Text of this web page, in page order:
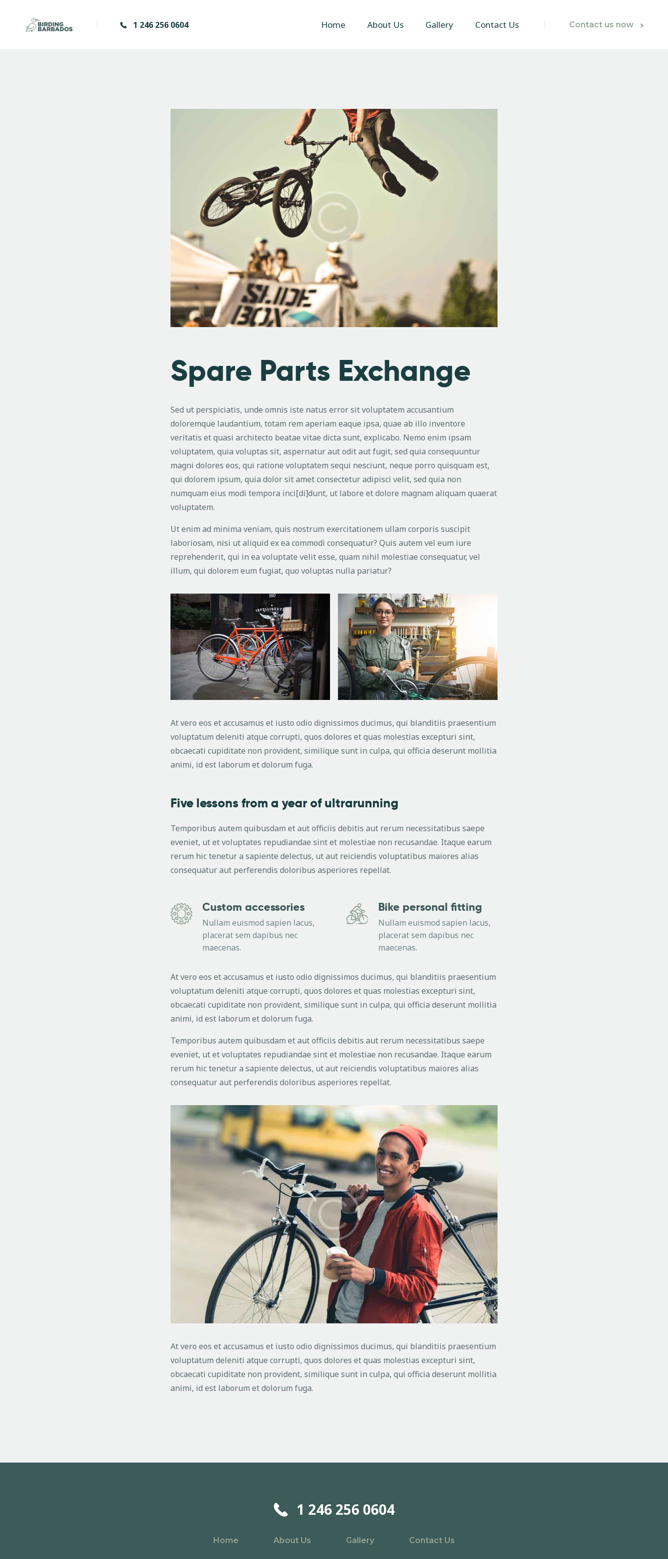
1 246 256 0604 Home About Us Gallery Contact Us Contact us now
Spare Parts Exchange
Sed ut perspiciatis, unde omnis iste natus error sit voluptatem accusantium
doloremque laudantium, totam rem aperiam eaque ipsa, quae ab illo inventore
veritatis et quasi architecto beatae vitae dicta sunt, explicabo. Nemo enim ipsam
voluptatem, quia voluptas sit, aspernatur aut odit aut fugit, sed quia consequuntur
magni dolores eos, qui ratione voluptatem sequi nesciunt, neque porro quisquam est,
qui dolorem ipsum, quia dolor sit amet consectetur adipisci velit, sed quia non
numquam eius modi tempora inci[di]dunt, ut labore et dolore magnam aliquam quaerat
voluptatem.
Ut enim ad minima veniam, quis nostrum exercitationem ullam corporis suscipit
laboriosam, nisi ut aliquid ex ea commodi consequatur? Quis autem vel eum iure
reprehenderit, qui in ea voluptate velit esse, quam nihil molestiae consequatur, vel
illum, qui dolorem eum fugiat, quo voluptas nulla pariatur?
At vero eos et accusamus et iusto odio dignissimos ducimus, qui blanditiis praesentium
voluptatum deleniti atque corrupti, quos dolores et quas molestias excepturi sint,
obcaecati cupiditate non provident, similique sunt in culpa, qui officia deserunt mollitia
animi, id est laborum et dolorum fuga.
Five lessons from a year of ultrarunning
Temporibus autem quibusdam et aut officiis debitis aut rerum necessitatibus saepe
eveniet, ut et voluptates repudiandae sint et molestiae non recusandae. Itaque earum
rerum hic tenetur a sapiente delectus, ut aut reiciendis voluptatibus maiores alias
consequatur aut perferendis doloribus asperiores repellat.
Custom accessories
Nullam euismod sapien lacus,
placerat sem dapibus nec
maecenas.
Bike personal fitting
Nullam euismod sapien lacus,
placerat sem dapibus nec
maecenas.
At vero eos et accusamus et iusto odio dignissimos ducimus, qui blanditiis praesentium
voluptatum deleniti atque corrupti, quos dolores et quas molestias excepturi sint,
obcaecati cupiditate non provident, similique sunt in culpa, qui officia deserunt mollitia
animi, id est laborum et dolorum fuga.
Temporibus autem quibusdam et aut officiis debitis aut rerum necessitatibus saepe
eveniet, ut et voluptates repudiandae sint et molestiae non recusandae. Itaque earum
rerum hic tenetur a sapiente delectus, ut aut reiciendis voluptatibus maiores alias
consequatur aut perferendis doloribus asperiores repellat.
At vero eos et accusamus et iusto odio dignissimos ducimus, qui blanditiis praesentium
voluptatum deleniti atque corrupti, quos dolores et quas molestias excepturi sint,
obcaecati cupiditate non provident, similique sunt in culpa, qui officia deserunt mollitia
animi, id est laborum et dolorum fuga.
1 246 256 0604
Home About Us Gallery Contact Us